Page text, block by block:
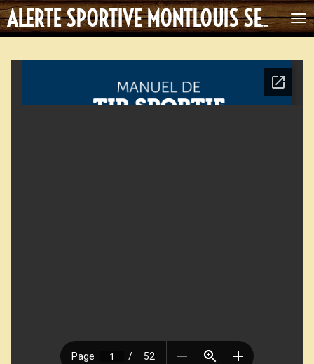
Passer
au
contenu
ALERTE SPORTIVE MONTLOUIS SECTION TIR